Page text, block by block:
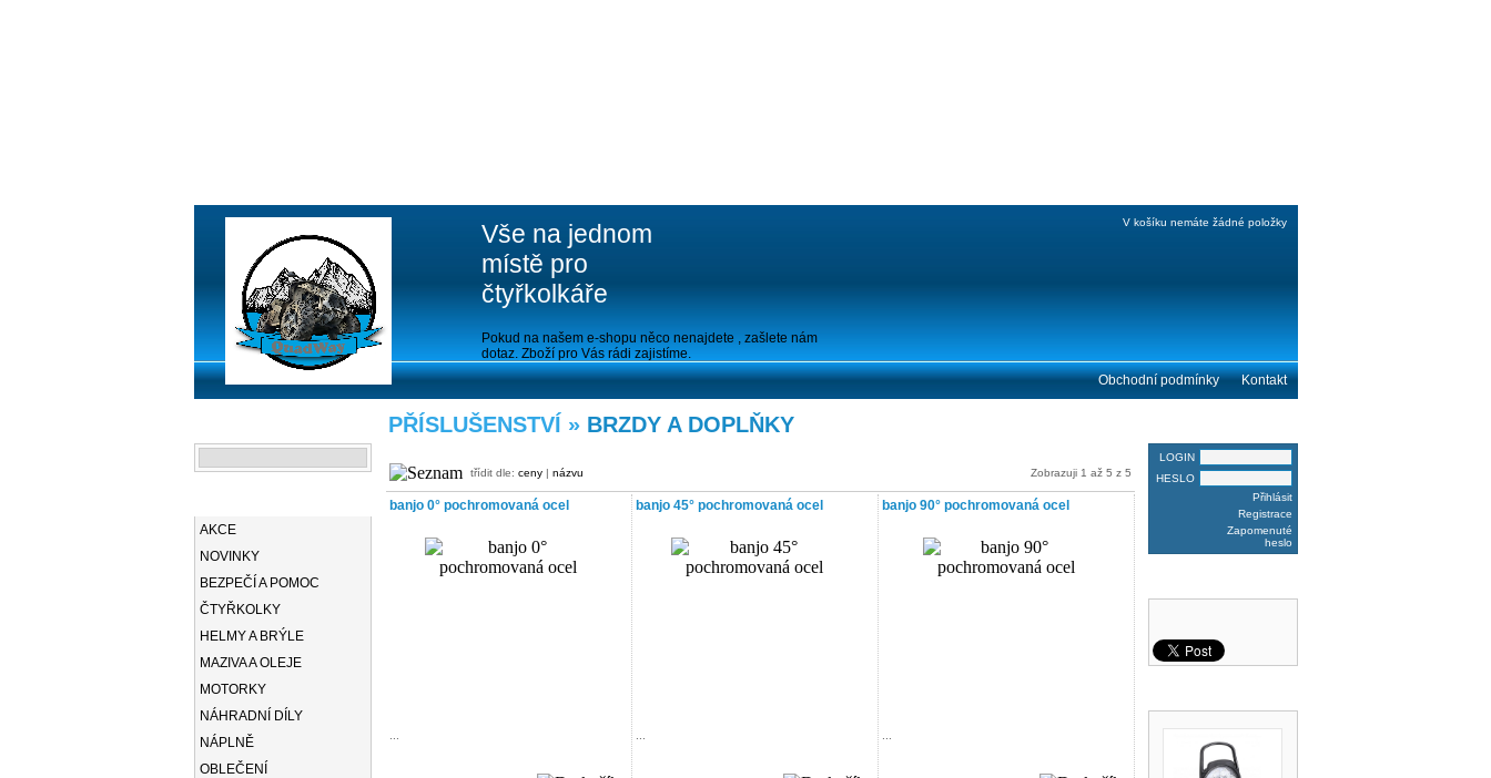
Pokud na našem e-shopu něco nenajdete , zašlete nám
dotaz. Zboží pro Vás rádi zajistíme.
Vše na jednom
místě pro
čtyřkolkáře
V košíku nemáte žádné položky
Obchodní podmínky Kontakt
AKCE
NOVINKY
BEZPEČÍ A POMOC
ČTYŘKOLKY
HELMY A BRÝLE
MAZIVA A OLEJE
MOTORKY
NÁHRADNÍ DÍLY
NÁPLNĚ
OBLEČENÍ
PŘÍSLUŠENSTVÍ » BRZDY A DOPLŇKY
třídit dle: ceny| názvu Zobrazuji 1 až 5 z 5
banjo 0° pochromovaná ocel banjo 45° pochromovaná ocel banjo 90° pochromovaná ocel
LOGIN
HESLO
Přihlásit
Registrace
Zapomenuté
heslo